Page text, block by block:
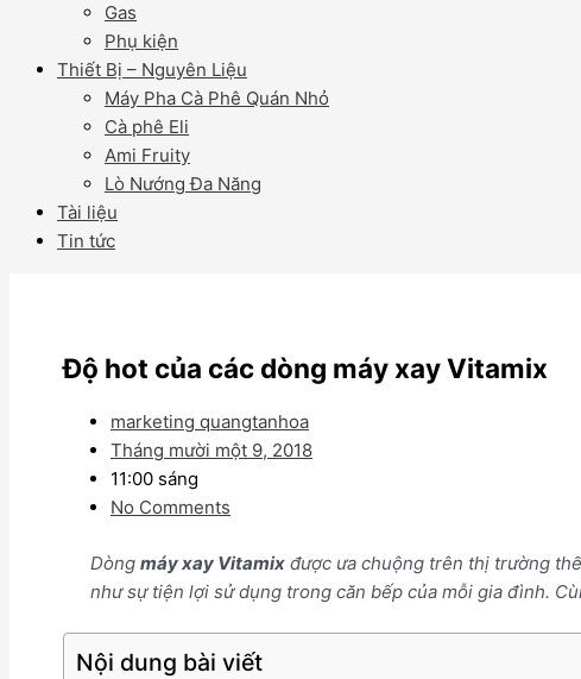
Gas
Phụ kiện
Thiết Bị – Nguyên Liệu
Máy Pha Cà Phê Quán Nhỏ
Cà phê Eli
Ami Fruity
Lò Nướng Đa Năng
Tài liệu
Tin tức
Độ hot của các dòng máy xay Vitamix
marketing quangtanhoa
Tháng mười một 9, 2018
11:00 sáng
No Comments
Dòng máy xay Vitamixđược ưa chuộng trên thị trường
như sự tiện lợi sử dụng trong căn bếp của mỗi gia đình.
Nội dung bài viết